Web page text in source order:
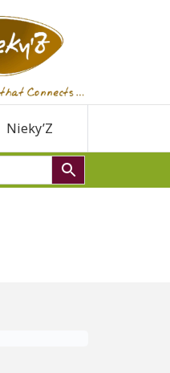
Nieky’Z